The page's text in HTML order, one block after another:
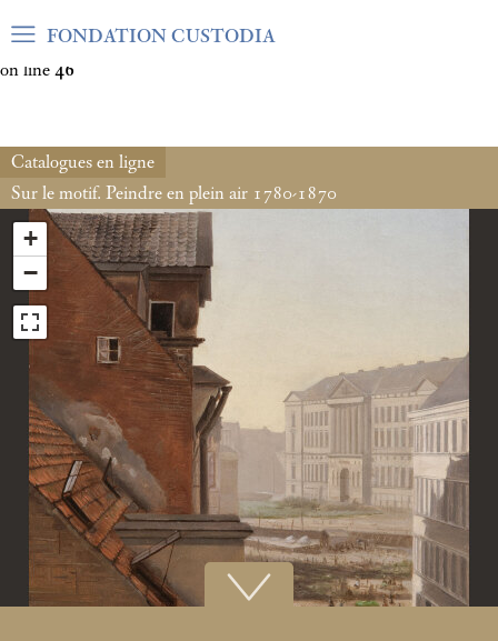
Warning: Undefined array key "var_mode" in
on line 46
FONDATION CUSTODIA
Catalogues en ligne
Sur le motif. Peindre en plein air 1780-1870
+
−